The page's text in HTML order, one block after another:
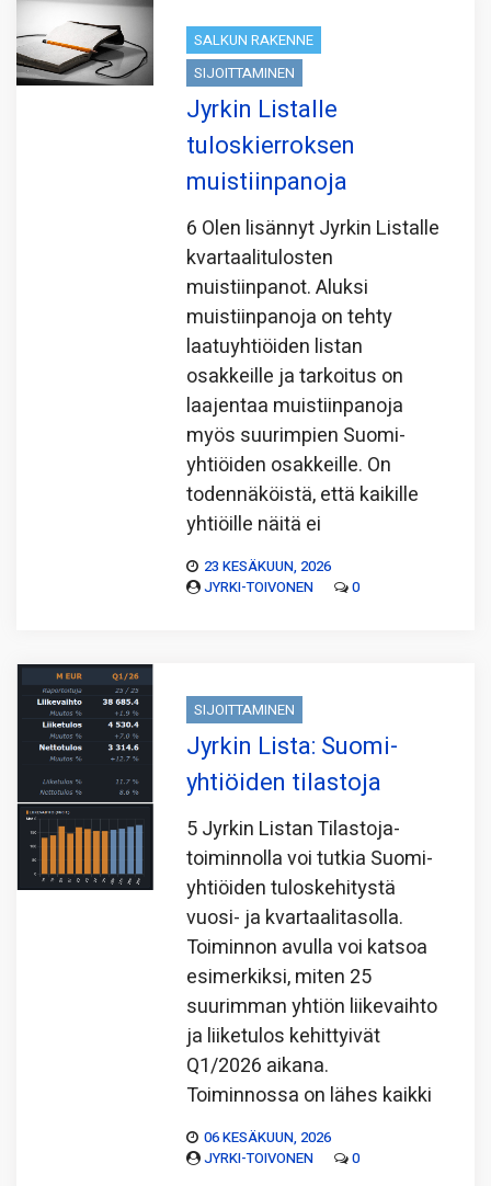
SALKUN RAKENNE
SIJOITTAMINEN
Jyrkin Listalle
tuloskierroksen
muistiinpanoja
6 Olen lisännyt Jyrkin Listalle
kvartaalitulosten
muistiinpanot. Aluksi
muistiinpanoja on tehty
laatuyhtiöiden listan
osakkeille ja tarkoitus on
laajentaa muistiinpanoja
myös suurimpien Suomi-
yhtiöiden osakkeille. On
todennäköistä, että kaikille
yhtiöille näitä ei
23 KESÄKUUN, 2026
JYRKI-TOIVONEN
0
SIJOITTAMINEN
Jyrkin Lista: Suomi-
yhtiöiden tilastoja
5 Jyrkin Listan Tilastoja-
toiminnolla voi tutkia Suomi-
yhtiöiden tuloskehitystä
vuosi- ja kvartaalitasolla.
Toiminnon avulla voi katsoa
esimerkiksi, miten 25
suurimman yhtiön liikevaihto
ja liiketulos kehittyivät
Q1/2026 aikana.
Toiminnossa on lähes kaikki
06 KESÄKUUN, 2026
JYRKI-TOIVONEN
0